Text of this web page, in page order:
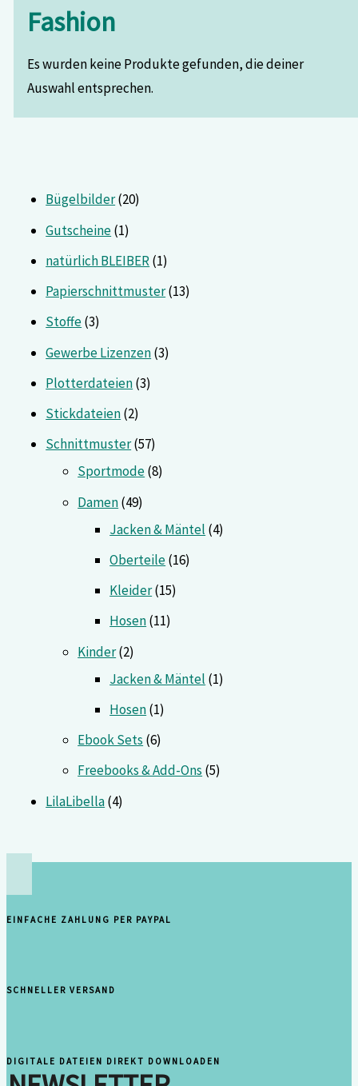
Bügelbilder 20
Gutscheine 1
natürlich BLEIBER 1
Papierschnittmuster 13
Stoffe 3
Gewerbe Lizenzen 3
Plotterdateien 3
Stickdateien 2
Schnittmuster 57
Sportmode 8
Damen 49
Jacken & Mäntel 4
Oberteile 16
Kleider 15
Hosen 11
Kinder 2
Jacken & Mäntel 1
Hosen 1
Ebook Sets 6
Freebooks & Add-Ons 5
LilaLibella 4
Fashion
Es wurden keine Produkte gefunden, die deiner
Auswahl entsprechen.
EINFACHE ZAHLUNG PER PAYPAL
SCHNELLER VERSAND
DIGITALE DATEIEN DIREKT DOWNLOADEN